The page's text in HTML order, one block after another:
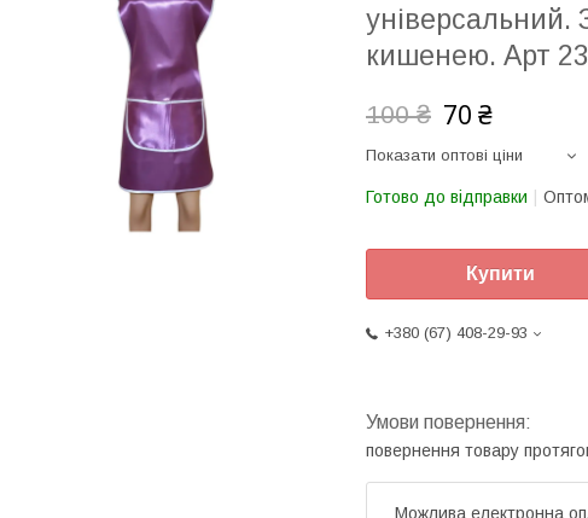
кишенею. Арт
100 ₴ 70 ₴
Показати оптові ціни
Готово до відправки
Купити
+380 (67) 408-29-93
повернення товару